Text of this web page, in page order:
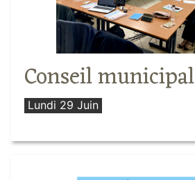
Conseil municipal
Lundi 29 Juin